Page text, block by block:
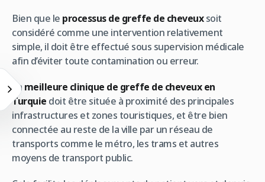
Bien que le processus de greffe de cheveuxsoit
considéré comme une intervention relativement
simple, il doit être effectué sous supervision médicale
afin d’éviter toute contamination ou erreur.
La meilleure clinique de greffe de cheveux en
Turquie doit être située à proximité des principales
infrastructures et zones touristiques, et être bien
connectée au reste de la ville par un réseau de
transports comme le métro, les trams et autres
moyens de transport public.